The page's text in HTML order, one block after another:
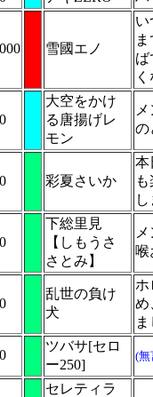
雪國エノ
い
ば
大空をかけ
る唐揚げレ
モン
の
彩夏さいか
本
下総里見
【しもうさ
さとみ】
喉
乱世の負け
犬
ホ
め
ツバサ[セロ
ー250]
(無
セレティラ